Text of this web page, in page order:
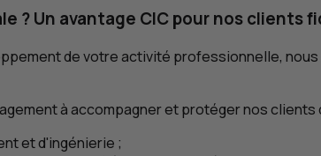
? Un avantage CIC pour nos clients
de votre activité professionnelle,
à accompagner et protéger nos
et d'ingénierie ;